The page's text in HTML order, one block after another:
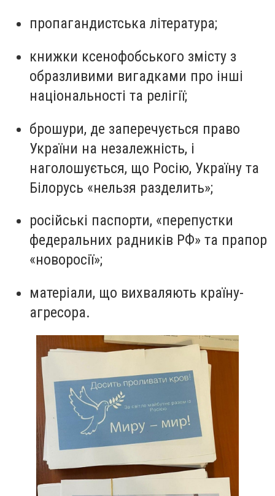
пропагандистська література;
книжки ксенофобського змісту з
образливими вигадками про інші
національності та релігії;
брошури, де заперечується право
України на незалежність, і
наголошується, що Росію, Україну та
Білорусь «нельзя разделить»;
російські паспорти, «перепустки
федеральних радників РФ» та прапор
«новоросії»;
матеріали, що вихваляють країну-
агресора.